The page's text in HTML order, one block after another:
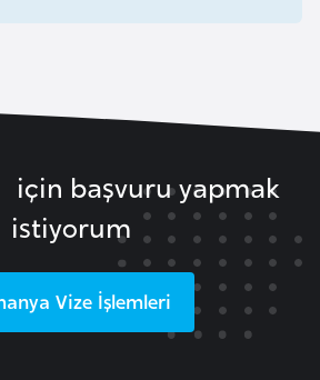
için başvuru yapmak
istiyorum
Vize İşlemleri